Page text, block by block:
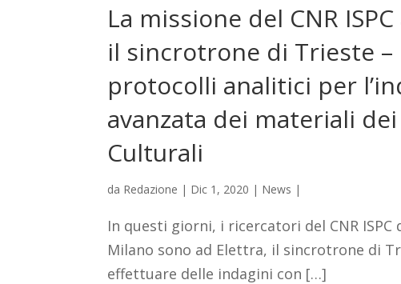
La missione del CNR
il sincrotrone di Trieste –
protocolli analitici per
avanzata dei materiali
Culturali
da Redazione | Dic 1, 2020 | News |
In questi giorni, i ricercatori del CNR ISPC
Milano sono ad Elettra, il sincrotrone di
effettuare delle indagini con […]